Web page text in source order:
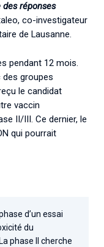
réponses
co-investigateur
de Lausanne.
pendant 12 mois.
des groupes
le candidat
vaccin
II/III. Ce dernier, le
qui pourrait
d’un essai
du
phase II cherche